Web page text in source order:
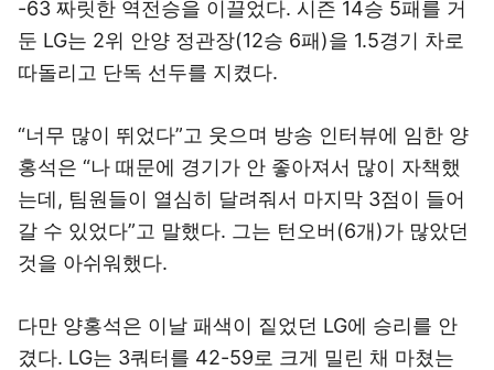
-63 짜릿한 역전승을 이끌었다. 시즌 14승 5패를 거
둔 LG는 2위 안양 정관장(12승 6패)을 1.5경기 차로
따돌리고 단독 선두를 지켰다.
“너무 많이 뛰었다”고 웃으며 방송 인터뷰에 임한 양
홍석은 “나 때문에 경기가 안 좋아져서 많이 자책했
는데, 팀원들이 열심히 달려줘서 마지막 3점이 들어
갈 수 있었다”고 말했다. 그는 턴오버(6개)가 많았던
것을 아쉬워했다.
다만 양홍석은 이날 패색이 짙었던 LG에 승리를 안
겼다. LG는 3쿼터를 42-59로 크게 밀린 채 마쳤는